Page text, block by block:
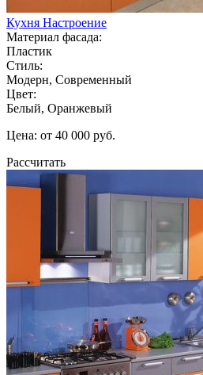
Кухня Настроение
Материал фасада:
Пластик
Стиль:
Модерн, Современный
Цвет:
Белый, Оранжевый
Цена: от 40 000 руб.
Рассчитать